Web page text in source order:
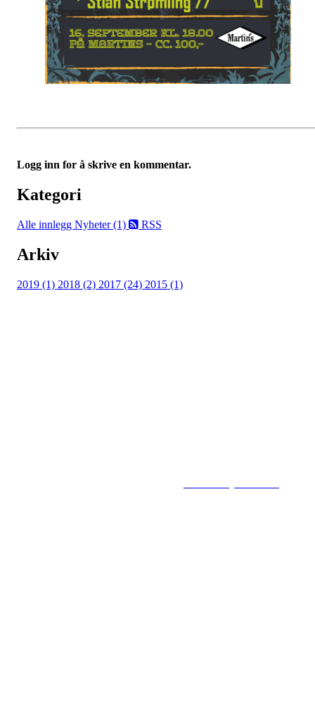
Logg inn for å skrive en kommentar.
Kategori
Alle innlegg Nyheter (1) RSS
Arkiv
2019 (1) 2018 (2) 2017 (24) 2015 (1)